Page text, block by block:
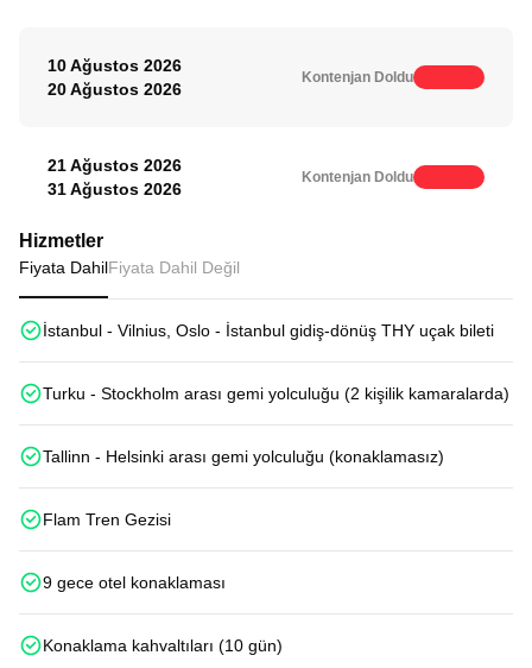
10 Ağustos 2026
20 Ağustos 2026
Kontenjan Doldu
21 Ağustos 2026
31 Ağustos 2026
Kontenjan Doldu
Hizmetler
Fiyata DahilFiyata Dahil Değil
İstanbul - Vilnius, Oslo - İstanbul gidiş-dönüş THY uçak bileti
Turku - Stockholm arası gemi yolculuğu (2 kişilik kamaralarda)
Tallinn - Helsinki arası gemi yolculuğu (konaklamasız)
Flam Tren Gezisi
9 gece otel konaklaması
Konaklama kahvaltıları (10 gün)